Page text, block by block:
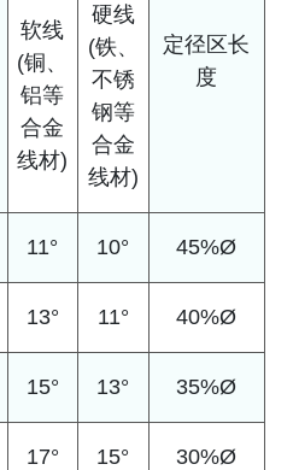
定径区长
度
软线
(铜、
铝等
合金
线材)
硬线
(铁、
不锈
钢等
合金
线材)
11° 10° 45%Ø
13° 11° 40%Ø
15° 13° 35%Ø
17° 15° 30%Ø